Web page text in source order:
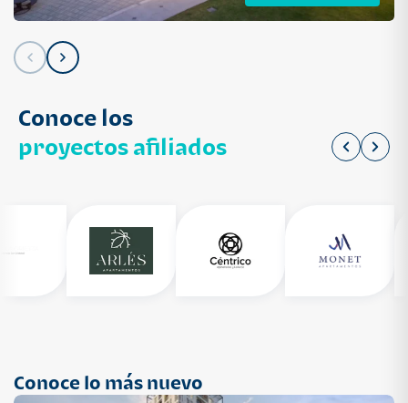
Conoce los
proyectos afiliados
Conoce lo más nuevo